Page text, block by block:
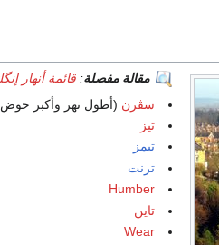
مقالة مفصلة: قائمة أنهار
سڤرن (أطول نهر وأكبر حوض
تيز
تيمز
ترنت
Humber
تاين
Wear